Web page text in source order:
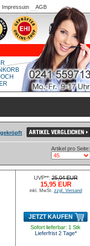
Impressum AGB
Artikel pro Seite:
UVP**:25,04 EUR
15,95 EUR
inkl. MwSt. zzgl. Versand
JETZT KAUFEN
Sofort lieferbar: 1 Stk
Lieferfrist 2 Tage*